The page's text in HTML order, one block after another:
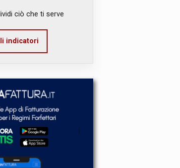
ciò che ti serve
indicatori